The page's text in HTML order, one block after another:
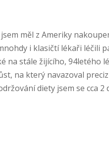
měl z Ameriky
i klasičtí lékaři léčili
stále žijícího, 94letého
na který navazoval
diety jsem se cca 2